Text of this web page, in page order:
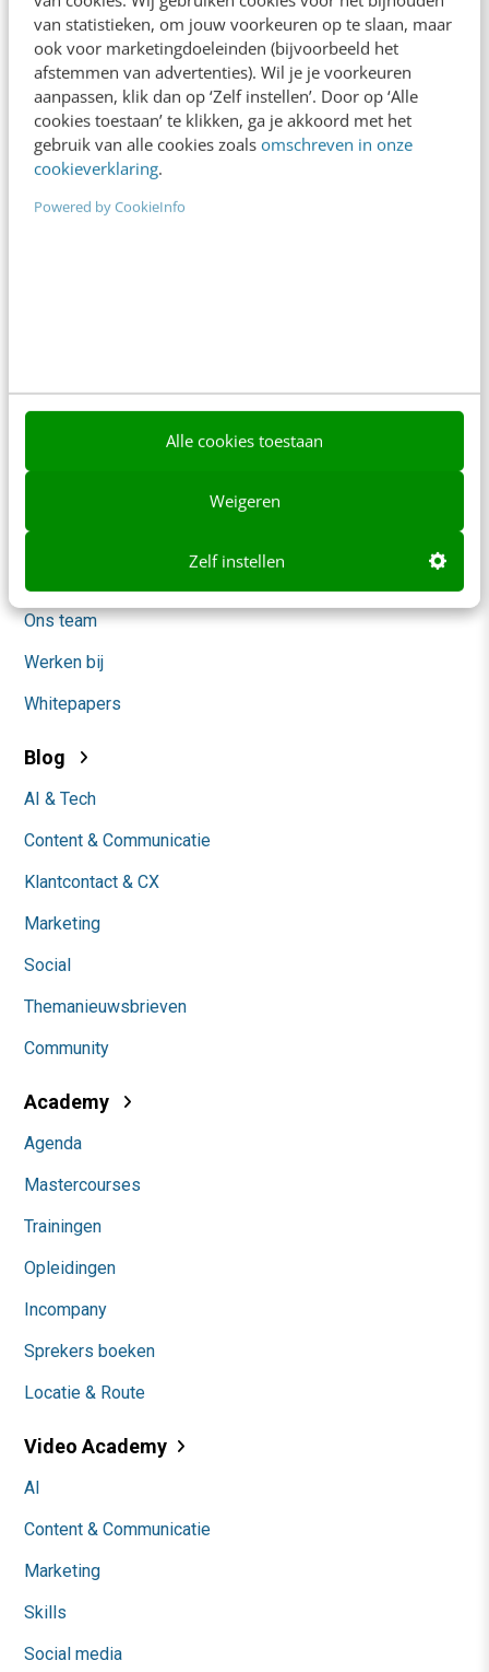
van statistieken, om jouw voorkeuren op te slaan, maar
ook voor marketingdoeleinden (bijvoorbeeld het
afstemmen van advertenties). Wil je je voorkeuren
aanpassen, klik dan op ‘Zelf instellen’. Door op ‘Alle
cookies toestaan’ te klikken, ga je akkoord met het
gebruik van alle cookies zoals omschreven in onze
cookieverklaring.
Powered by CookieInfo
Alle cookies toestaan
Weigeren
Zelf instellen
Bekijk meerarrow_downward
Frankwatching
Nieuwsbrieven
Ons team
Werken bij
Whitepapers
Blog
AI & Tech
Content & Communicatie
Klantcontact & CX
Marketing
Social
Themanieuwsbrieven
Community
Academy
Agenda
Mastercourses
Trainingen
Opleidingen
Incompany
Sprekers boeken
Locatie & Route
Video Academy
AI
Content & Communicatie
Marketing
Skills
Social media